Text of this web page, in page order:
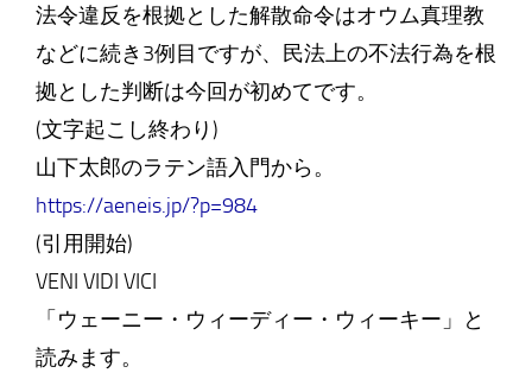
法令違反を根拠とした解散命令はオウム真理教
などに続き3例目ですが、民法上の不法行為を根
拠とした判断は今回が初めてです。
(文字起こし終わり)
山下太郎のラテン語入門から。
https://aeneis.jp/?p=984
(引用開始)
VENI VIDI VICI
「ウェーニー・ウィーディー・ウィーキー」と
読みます。